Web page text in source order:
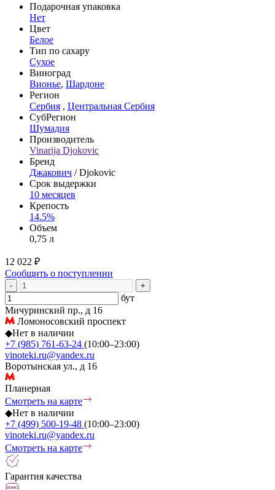
Подарочная упаковка
Нет
Цвет
Белое
Тип по сахару
Сухое
Виноград
Вионье, Шардоне
Регион
Сербия , Центральная Сербия
СубРегион
Шумадия
Производитель
Vinarija Djokovic
Бренд
Джакович / Djokovic
Срок выдержки
10 месяцев
Крепость
14.5%
Объем
0,75 л
12 022 ₽
Сообщить о поступлении
- +
бут
Мичуринский пр., д 16
Ломоносовский проспект
◆Нет в наличии
+7 (985) 761-63-24 (10:00–23:00)
vinoteki.ru@yandex.ru
Воротынская ул., д 16
Планерная
Смотреть на карте
◆Нет в наличии
+7 (499) 500-19-48 (10:00–23:00)
vinoteki.ru@yandex.ru
Смотреть на карте
Гарантия качества